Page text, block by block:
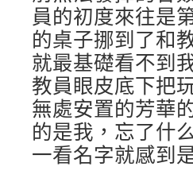
員的初度來往是
的桌子挪到了和
就最基礎看不到
教員眼皮底下把
無處安置的芳華
的是我，忘了什
一看名字就感到